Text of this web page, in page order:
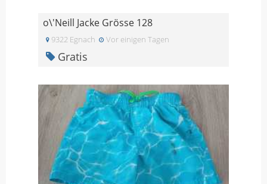
o\'Neill Jacke Grösse 128
9322 Egnach Vor einigen Tagen
Gratis